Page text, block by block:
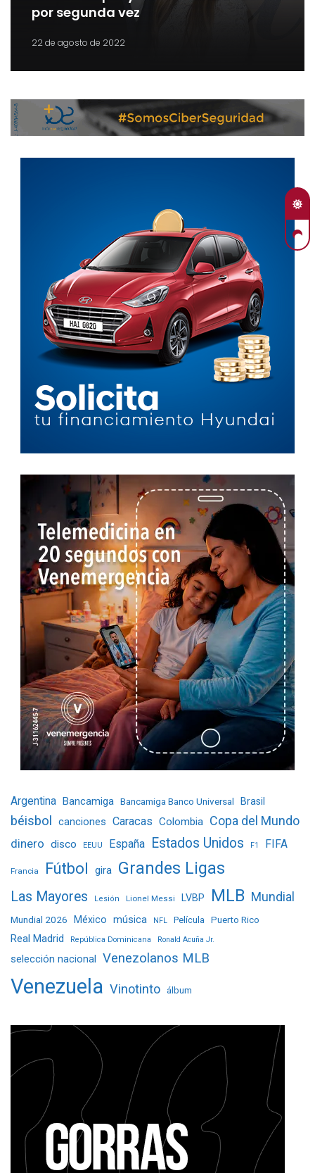
por segunda vez
22 de agosto de 2022
Argentina Bancamiga Bancamiga Banco Universal Brasil
béisbol canciones Caracas Colombia Copa del Mundo
dinero disco EEUU España Estados Unidos F1 FIFA
Francia Fútbol gira Grandes Ligas
Las Mayores Lesión Lionel Messi LVBP MLB Mundial
Mundial 2026 México música NFL Película Puerto Rico
Real Madrid República Dominicana Ronald Acuña Jr.
selección nacional Venezolanos MLB
Venezuela Vinotinto álbum